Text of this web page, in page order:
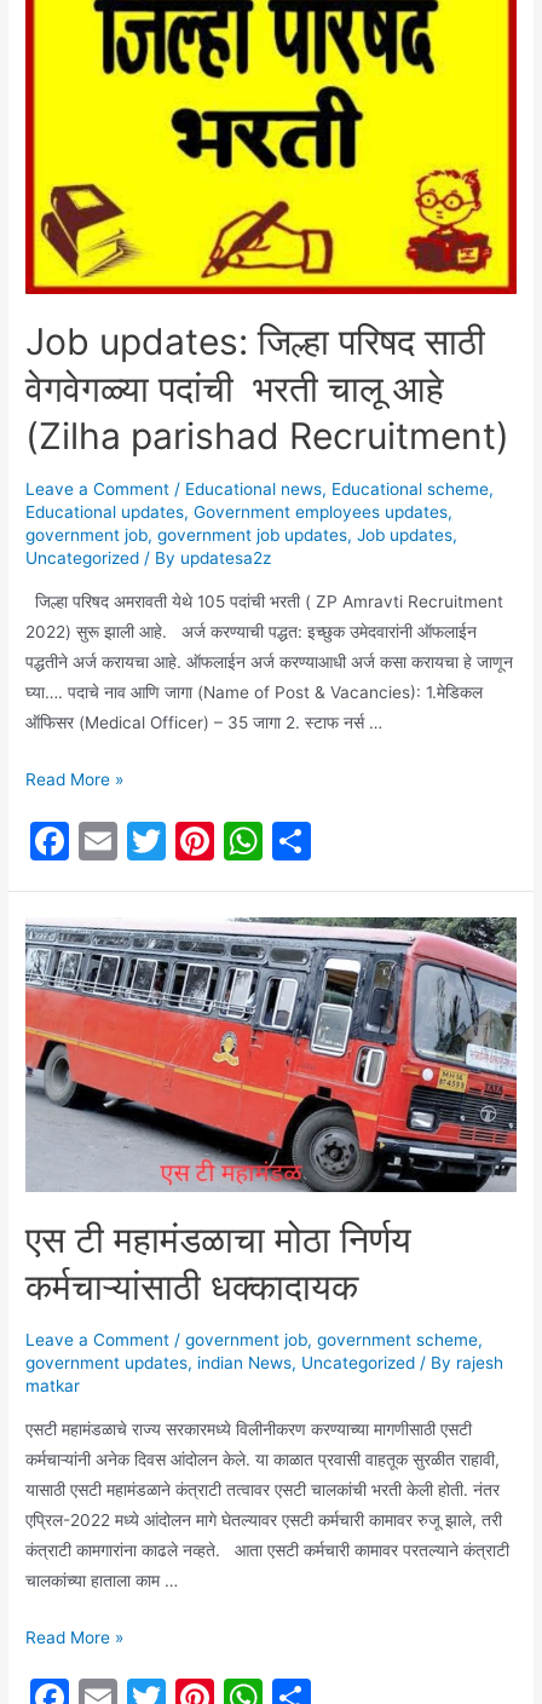
Job updates: जिल्हा परिषद साठी
वेगवेगळ्या पदांची भरती चालू आहे
(Zilha parishad Recruitment)
Leave a Comment / Educational news, Educational scheme,
Educational updates,Government employees updates,
government job,government job updates,Job updates,
Uncategorized / By updatesa2z
जिल्हा परिषद अमरावती येथे 105 पदांची भरती ( ZP Amravti Recruitment
2022) सुरू झाली आहे. अर्ज करण्याची पद्धत: इच्छुक उमेदवारांनी ऑफलाईन
पद्धतीने अर्ज करायचा आहे. ऑफलाईन अर्ज करण्याआधी अर्ज कसा करायचा हे जाणून
घ्या…. पदाचे नाव आणि जागा (Name of Post & Vacancies): 1.मेडिकल
ऑफिसर (Medical Officer) – 35 जागा 2. स्टाफ नर्स …
Job
जिल्हा
वेगवेगळ्या
पदांची
भरती
आहे
(Zilha
parishad
Recruitment)
Read More »
F
a
c
e
b
o
o
k
E
m
ai
l
T
w
itt
er
Pi
nt
er
e
st
W
h
at
s
A
p
p
h
ar
e
एस टी महामंडळाचा मोठा निर्णय
कर्मचाऱ्यांसाठी धक्कादायक
Leave a Comment /government job,government scheme,
government updates, indian News, Uncategorized / By rajesh
matkar
एसटी महामंडळाचे राज्य सरकारमध्ये विलीनीकरण करण्याच्या मागणीसाठी एसटी
कर्मचाऱ्यांनी अनेक दिवस आंदोलन केले. या काळात प्रवासी वाहतूक सुरळीत राहावी,
यासाठी एसटी महामंडळाने कंत्राटी तत्वावर एसटी चालकांची भरती केली होती. नंतर
एप्रिल-2022 मध्ये आंदोलन मागे घेतल्यावर एसटी कर्मचारी कामावर रुजू झाले, तरी
कंत्राटी कामगारांना काढले नव्हते. आता एसटी कर्मचारी कामावर परतल्याने कंत्राटी
चालकांच्या हाताला काम …
एस
महामंडळाचा
Read More »